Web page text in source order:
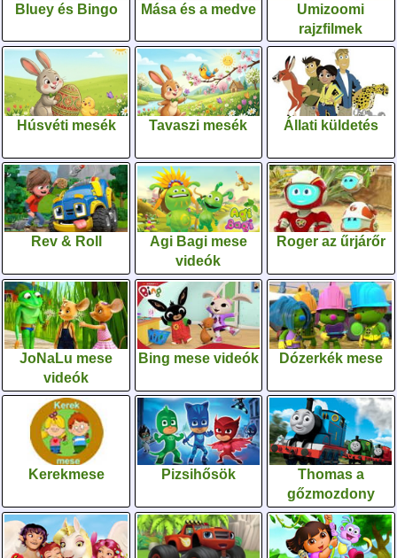
Bluey és Bingo Mása és a medve
Umizoomi
rajzfilmek
Húsvéti mesék Tavaszi mesék Állati küldetés
Rev & Roll
Agi Bagi mese
videók
Roger az űrjárőr
JoNaLu mese
videók
Bing mese videók Dózerkék mese
Kerekmese Pizsihősök
Thomas a
gőzmozdony